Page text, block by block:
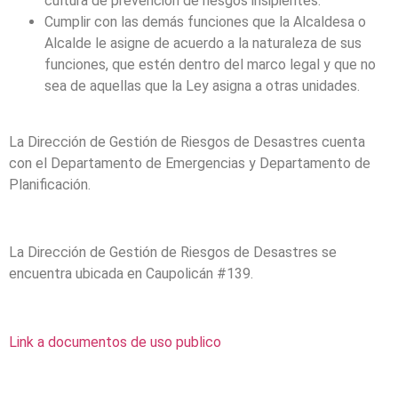
Cumplir con las demás funciones que la Alcaldesa o
Alcalde le asigne de acuerdo a la naturaleza de sus
funciones, que estén dentro del marco legal y que no
sea de aquellas que la Ley asigna a otras unidades.
La Dirección de Gestión de Riesgos de Desastres cuenta
con el Departamento de Emergencias y Departamento de
Planificación.
La Dirección de Gestión de Riesgos de Desastres se
encuentra ubicada en Caupolicán #139.
Link a documentos de uso publico